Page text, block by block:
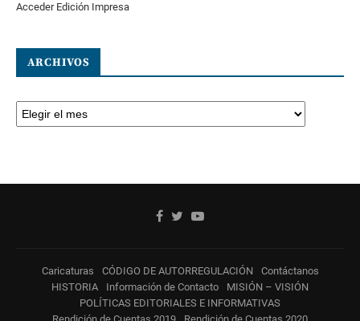
Acceder Edición Impresa
ARCHIVOS
Caricaturas CÓDIGO DE AUTORREGULACIÓN
Contáctanos
HISTORIA
Información de Contacto
MISIÓN – VISIÓN
POLÍTICAS EDITORIALES E INFORMATIVAS